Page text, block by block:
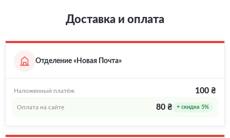
Доставка и оплата
Отделение «Новая Почта»
Наложенный платёж 100 ₴
Оплата на сайте 80 ₴ + скидка 5%